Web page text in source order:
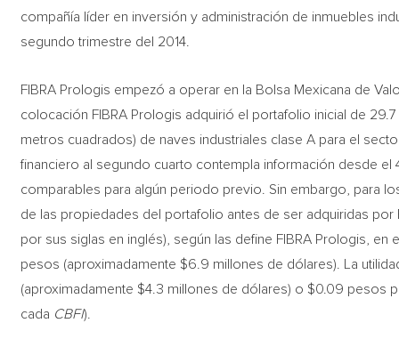
compañía líder en inversión y administración de inmuebles
segundo trimestre del 2014.
FIBRA Prologis empezó a operar en la Bolsa Mexicana de
colocación FIBRA Prologis adquirió el portafolio inicial de
metros cuadrados) de naves industriales clase A para el
financiero al segundo cuarto contempla información desde
comparables para algún periodo previo. Sin embargo, para
de las propiedades del portafolio antes de ser adquiridas
por sus siglas en inglés), según las define FIBRA Prologis,
pesos (aproximadamente $6.9 millones de dólares). La
(aproximadamente $4.3 millones de dólares) o $0.09 pesos
cada CBFI).